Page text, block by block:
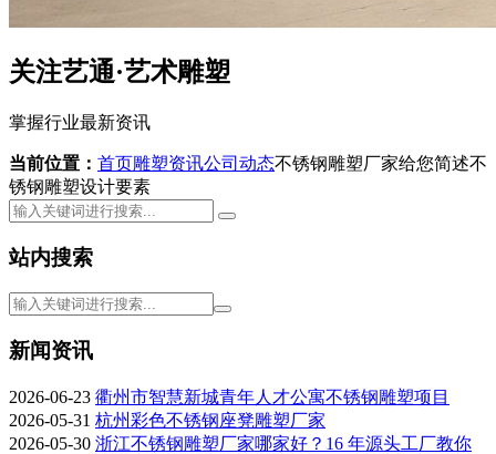
关注艺通·艺术雕塑
掌握行业最新资讯
当前位置： 首页雕塑资讯公司动态不锈钢雕塑厂家给您简述不
锈钢雕塑设计要素
站内搜索
新闻资讯
2026-06-23 衢州市智慧新城青年人才公寓不锈钢雕塑项目
2026-05-31 杭州彩色不锈钢座凳雕塑厂家
2026-05-30 浙江不锈钢雕塑厂家哪家好？16 年源头工厂教你